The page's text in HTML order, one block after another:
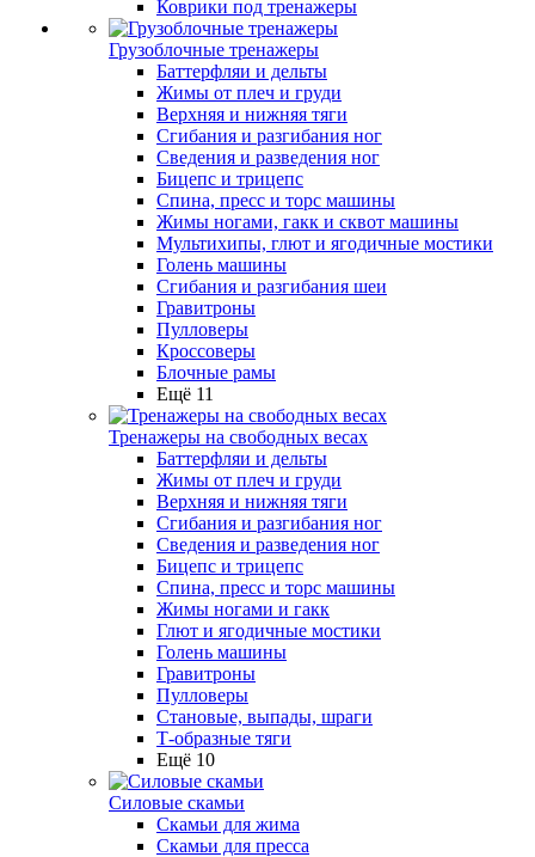
Коврики под тренажеры
Грузоблочные тренажеры
Баттерфляи и дельты
Жимы от плеч и груди
Верхняя и нижняя тяги
Сгибания и разгибания ног
Сведения и разведения ног
Бицепс и трицепс
Спина, пресс и торс машины
Жимы ногами, гакк и сквот машины
Мультихипы, глют и ягодичные мостики
Голень машины
Сгибания и разгибания шеи
Гравитроны
Пулловеры
Кроссоверы
Блочные рамы
Ещё 11
Тренажеры на свободных весах
Баттерфляи и дельты
Жимы от плеч и груди
Верхняя и нижняя тяги
Сгибания и разгибания ног
Сведения и разведения ног
Бицепс и трицепс
Спина, пресс и торс машины
Жимы ногами и гакк
Глют и ягодичные мостики
Голень машины
Гравитроны
Пулловеры
Становые, выпады, шраги
Т-образные тяги
Ещё 10
Силовые скамьи
Скамьи для жима
Скамьи для пресса